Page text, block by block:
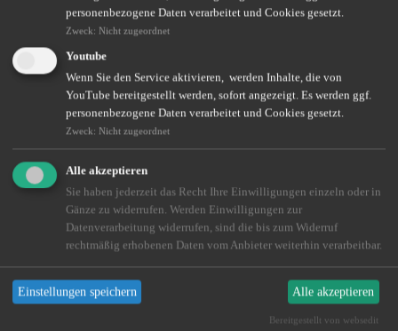
weiterlesen
Touristische Versicherungen Die Reisebegleiter
weiterlesen
personenbezogene Daten verarbeitet und Cookies gesetzt.
Zweck: Nicht zugeordnet
Youtube
Wenn Sie den Service aktivieren, werden Inhalte, die von
YouTube bereitgestellt werden, sofort angezeigt. Es werden ggf.
personenbezogene Daten verarbeitet und Cookies gesetzt.
Zweck: Nicht zugeordnet
Alle akzeptieren
Sie haben jederzeit das Recht Ihre Einwilligungen einzeln oder in
Gänze zu widerrufen. Werden Einwilligungen zur
Datenverarbeitung widerrufen, sind die bis zum Widerruf
rechtmäßig erhobenen Daten vom Anbieter weiterhin verarbeitbar.
Einstellungen speichern Alle akzeptieren
Bereitgestellt von websedit